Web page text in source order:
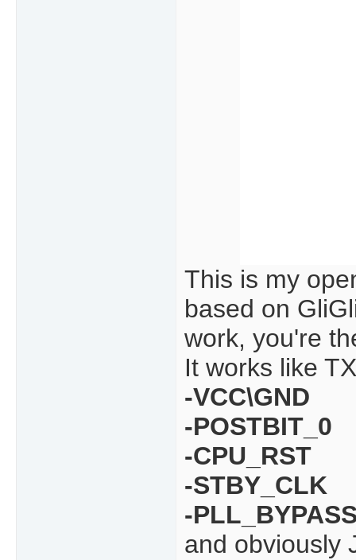
This is my
based on
work, you're
It works like
-VCC\GND
-POSTBIT_0
-CPU_RST
-STBY_CLK
-
and obviously